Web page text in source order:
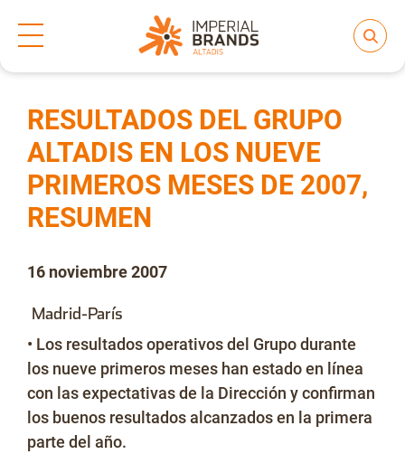
Nuestras Marcas
People and Culture
Inicio Notas de prensa
RESULTADOS DEL GRUPO
ALTADIS EN LOS NUEVE
PRIMEROS MESES DE 2007,
RESUMEN
16 noviembre 2007
Madrid-París
• Los resultados operativos del Grupo durante
los nueve primeros meses han estado en línea
con las expectativas de la Dirección y confirman
los buenos resultados alcanzados en la primera
parte del año.